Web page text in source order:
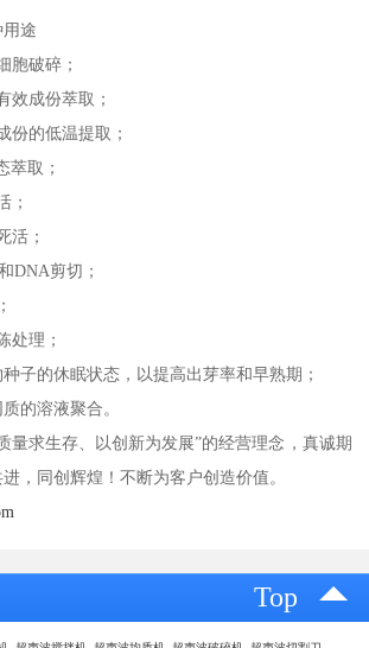
途
胞破碎；
效成份萃取；
份的低温提取；
萃取；
；
活；
DNA剪切；
处理；
子的休眠状态，以提高出芽率和早熟期；
的溶液聚合。
量求生存、以创新为发展”的经营理念，真诚期
，同创辉煌！不断为客户创造价值。
Top